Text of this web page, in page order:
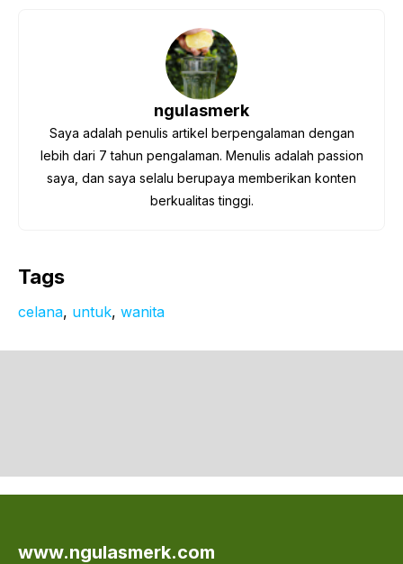
ngulasmerk
Saya adalah penulis artikel berpengalaman dengan
lebih dari 7 tahun pengalaman. Menulis adalah passion
saya, dan saya selalu berupaya memberikan konten
berkualitas tinggi.
Tags
celana, untuk, wanita
www.ngulasmerk.com